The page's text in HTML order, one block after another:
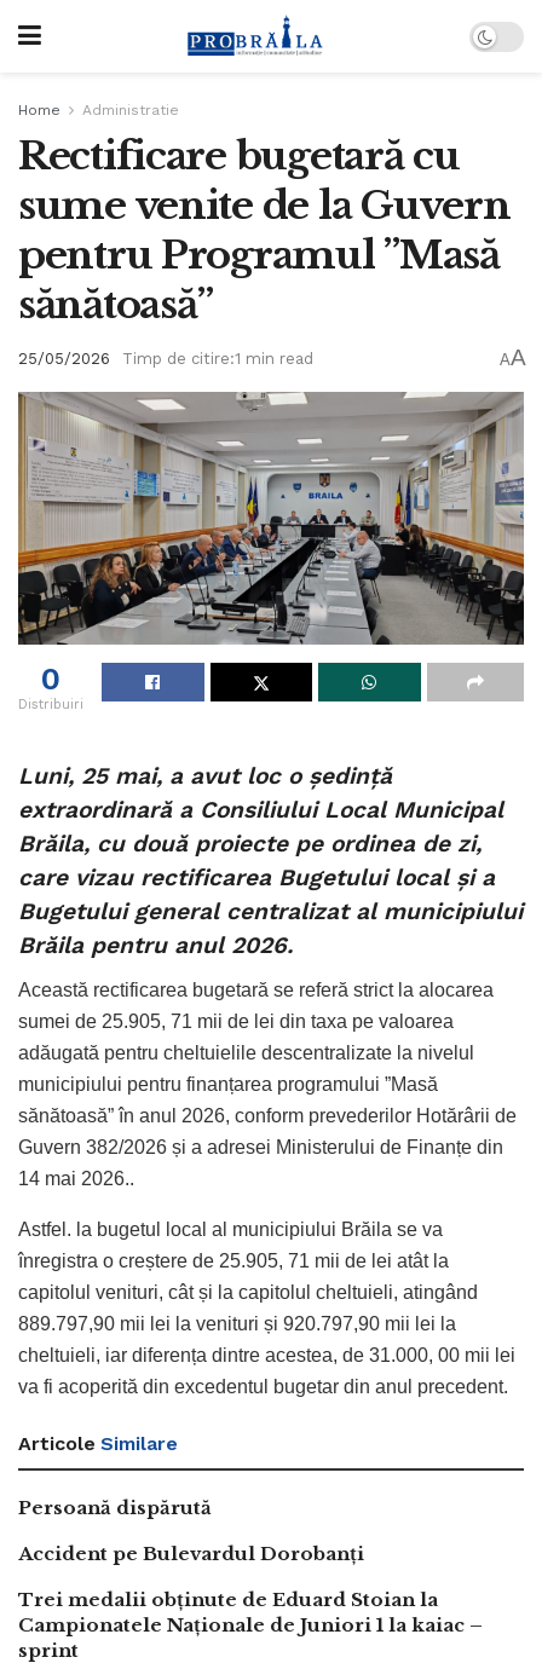
Home Administratie
Rectificare bugetară cu
sume venite de la Guvern
pentru Programul ”Masă
sănătoasă”
25/05/2026 Timp de citire:1 min read AA
0
Distribuiri
Luni, 25 mai, a avut loc o ședință
extraordinară a Consiliului Local Municipal
Brăila, cu două proiecte pe ordinea de zi,
care vizau rectificarea Bugetului local și a
Bugetului general centralizat al municipiului
Brăila pentru anul 2026.
Această rectificarea bugetară se referă strict la alocarea
sumei de 25.905, 71 mii de lei din taxa pe valoarea
adăugată pentru cheltuielile descentralizate la nivelul
municipiului pentru finanțarea programului ”Masă
sănătoasă” în anul 2026, conform prevederilor Hotărârii de
Guvern 382/2026 și a adresei Ministerului de Finanțe din
14 mai 2026..
Astfel. la bugetul local al municipiului Brăila se va
înregistra o creștere de 25.905, 71 mii de lei atât la
capitolul venituri, cât și la capitolul cheltuieli, atingând
889.797,90 mii lei la venituri și 920.797,90 mii lei la
cheltuieli, iar diferența dintre acestea, de 31.000, 00 mii lei
va fi acoperită din excedentul bugetar din anul precedent.
Articole Similare
Persoană dispărută
Accident pe Bulevardul Dorobanți
Trei medalii obținute de Eduard Stoian la
Campionatele Naționale de Juniori 1 la kaiac –
sprint